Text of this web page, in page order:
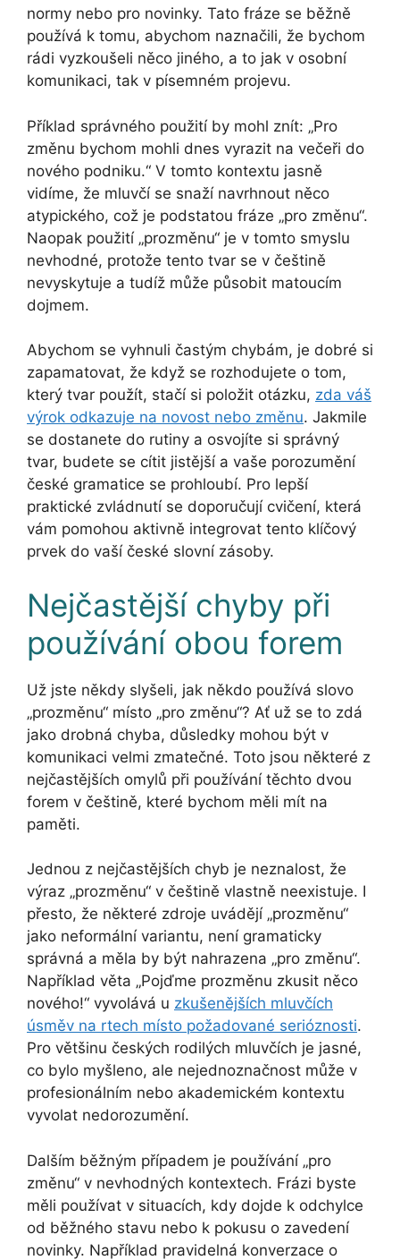
normy nebo pro novinky. Tato fráze se běžně
používá k tomu, abychom naznačili, že bychom
rádi vyzkoušeli něco jiného, a to jak v osobní
komunikaci, tak v písemném projevu.
Příklad správného použití by mohl znít: „Pro
změnu bychom mohli dnes vyrazit na večeři do
nového podniku.“ V tomto kontextu jasně
vidíme, že mluvčí se snaží navrhnout něco
atypického, což je podstatou fráze „pro změnu“.
Naopak použití „prozměnu“ je v tomto smyslu
nevhodné, protože tento tvar se v češtině
nevyskytuje a tudíž může působit matoucím
dojmem.
Abychom se vyhnuli častým chybám, je dobré si
zapamatovat, že když se rozhodujete o tom,
který tvar použít, stačí si položit otázku, zda váš
výrok odkazuje na novost nebo změnu. Jakmile
se dostanete do rutiny a osvojíte si správný
tvar, budete se cítit jistější a vaše porozumění
české gramatice se prohloubí. Pro lepší
praktické zvládnutí se doporučují cvičení, která
vám pomohou aktivně integrovat tento klíčový
prvek do vaší české slovní zásoby.
Nejčastější chyby při
používání obou forem
Už jste někdy slyšeli, jak někdo používá slovo
„prozměnu“ místo „pro změnu“? Ať už se to zdá
jako drobná chyba, důsledky mohou být v
komunikaci velmi zmatečné. Toto jsou některé z
nejčastějších omylů při používání těchto dvou
forem v češtině, které bychom měli mít na
paměti.
Jednou z nejčastějších chyb je neznalost, že
výraz „prozměnu“ v češtině vlastně neexistuje. I
přesto, že některé zdroje uvádějí „prozměnu“
jako neformální variantu, není gramaticky
správná a měla by být nahrazena „pro změnu“.
Například věta „Pojďme prozměnu zkusit něco
nového!“ vyvolává u zkušenějších mluvčích
úsměv na rtech místo požadované serióznosti.
Pro většinu českých rodilých mluvčích je jasné,
co bylo myšleno, ale nejednoznačnost může v
profesionálním nebo akademickém kontextu
vyvolat nedorozumění.
Dalším běžným případem je používání „pro
změnu“ v nevhodných kontextech. Frázi byste
měli používat v situacích, kdy dojde k odchylce
od běžného stavu nebo k pokusu o zavedení
novinky. Například pravidelná konverzace o